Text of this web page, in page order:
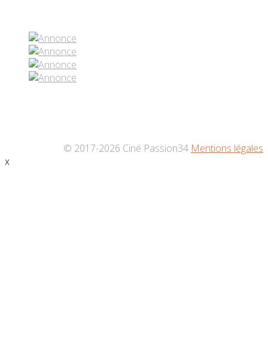
© 2017-2026 Ciné Passion34 Mentions légales
x